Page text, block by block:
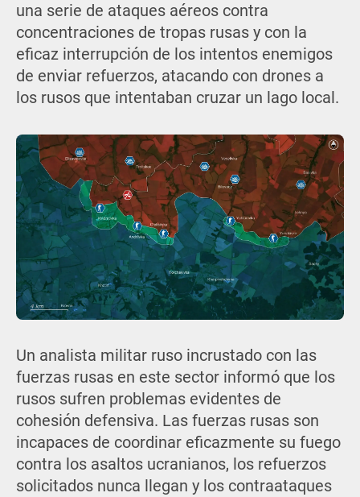
una serie de ataques aéreos contra
concentraciones de tropas rusas y con la
eficaz interrupción de los intentos enemigos
de enviar refuerzos, atacando con drones a
los rusos que intentaban cruzar un lago local.
Un analista militar ruso incrustado con las
fuerzas rusas en este sector informó que los
rusos sufren problemas evidentes de
cohesión defensiva. Las fuerzas rusas son
incapaces de coordinar eficazmente su fuego
contra los asaltos ucranianos, los refuerzos
solicitados nunca llegan y los contraataques